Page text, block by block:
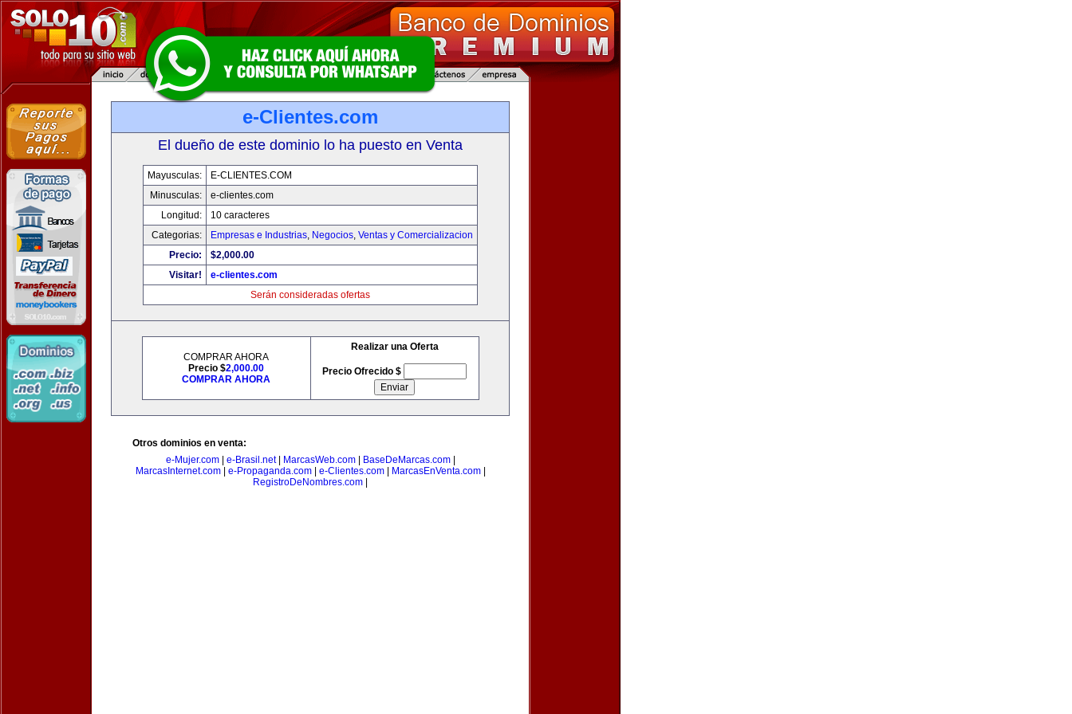
e-Clientes.com
El dueño de este dominio lo ha puesto en Venta
Mayusculas:
E-CLIENTES.COM
Minusculas:
e-clientes.com
Longitud:
10 caracteres
Categorias:
Empresas e Industrias, Negocios, Ventas y Comercializacion
Precio:
$2,000.00
Visitar!
e-clientes.com
Serán consideradas ofertas
COMPRAR AHORA
Precio $2,000.00
COMPRAR AHORA
Realizar una Oferta
Precio Ofrecido $
Otros dominios en venta:
e-Mujer.com| e-Brasil.net| MarcasWeb.com| BaseDeMarcas.com|
MarcasInternet.com| e-Propaganda.com| e-Clientes.com| MarcasEnVenta.com|
RegistroDeNombres.com